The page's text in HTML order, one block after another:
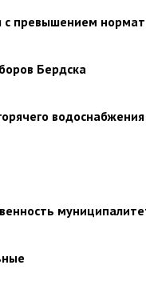
с превышением
Бердска
водоснабжения